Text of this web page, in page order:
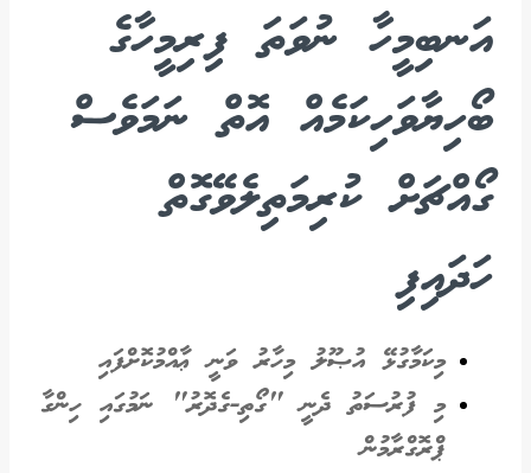
އަނބިމީހާ ނުވަތަ ފިރިމީހާގެ
ބޯހިޔާވަހިކަމެއް އޮތް ނަމަވެސް
ގޯއްޗަށް ކުރިމަތިލެވޭގޮތް
ހަދައިފި
މިކަމާގުޅޭ އުޞޫލު މިހާރު ވަނީ ޢާއްމުކޮށްފައި
މި ފުރުސަތު ދެނީ "ގޯތި-ގެދޮރު" ނަމުގައި ހިންގާ
ޕްރޮގްރާމުން